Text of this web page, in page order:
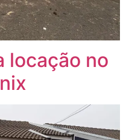
locação no